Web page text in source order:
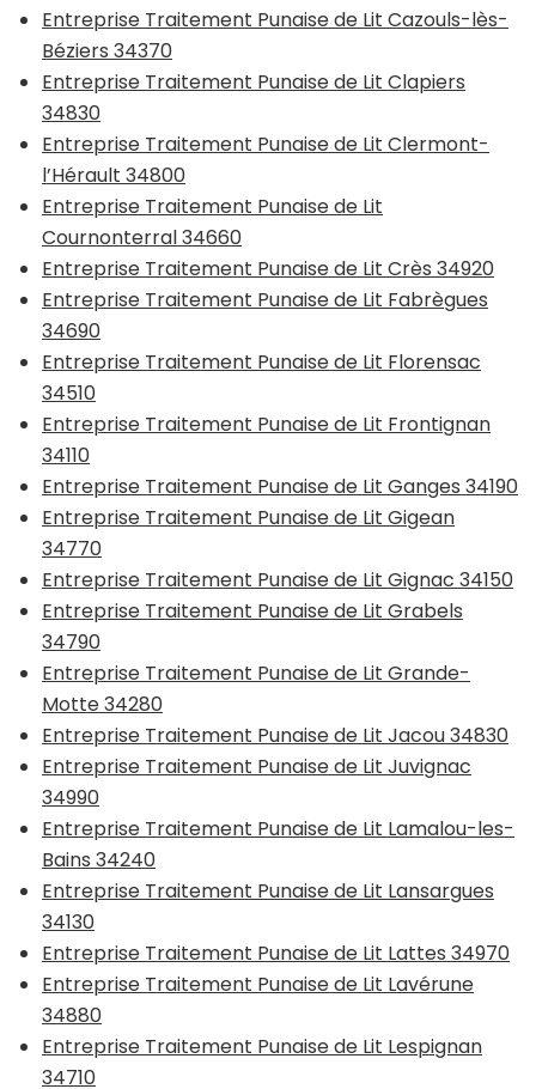
Entreprise Traitement Punaise de Lit Cazouls-lès-
Béziers 34370
Entreprise Traitement Punaise de Lit Clapiers
34830
Entreprise Traitement Punaise de Lit Clermont-
l’Hérault 34800
Entreprise Traitement Punaise de Lit
Cournonterral 34660
Entreprise Traitement Punaise de Lit Crès 34920
Entreprise Traitement Punaise de Lit Fabrègues
34690
Entreprise Traitement Punaise de Lit Florensac
34510
Entreprise Traitement Punaise de Lit Frontignan
34110
Entreprise Traitement Punaise de Lit Ganges 34190
Entreprise Traitement Punaise de Lit Gigean
34770
Entreprise Traitement Punaise de Lit Gignac 34150
Entreprise Traitement Punaise de Lit Grabels
34790
Entreprise Traitement Punaise de Lit Grande-
Motte 34280
Entreprise Traitement Punaise de Lit Jacou 34830
Entreprise Traitement Punaise de Lit Juvignac
34990
Entreprise Traitement Punaise de Lit Lamalou-les-
Bains 34240
Entreprise Traitement Punaise de Lit Lansargues
34130
Entreprise Traitement Punaise de Lit Lattes 34970
Entreprise Traitement Punaise de Lit Lavérune
34880
Entreprise Traitement Punaise de Lit Lespignan
34710